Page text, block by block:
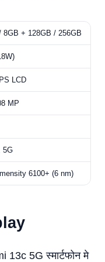
8GB + 128GB / 256GB
LCD
MP
5G
6100+ (6 nm)
13c 5G स्मार्टफोन मे